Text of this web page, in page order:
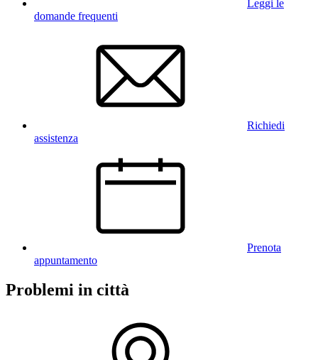
Leggi le
domande frequenti
Richiedi
assistenza
Prenota
appuntamento
Problemi in città